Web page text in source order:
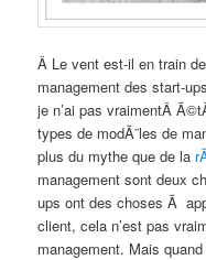
Â Le vent est-il en train
management des start-
je n’ai pas vraimentÂ
types de modÃ¨les de
plus du mythe que de la
management sont deux
ups ont des choses Ã
client, cela n’est pas
management. Mais